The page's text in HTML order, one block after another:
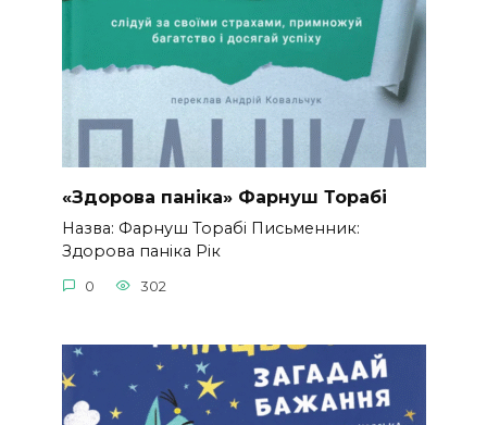
«Здорова паніка» Фарнуш Торабі
Назва: Фарнуш Торабі Письменник:
Здорова паніка Рік
0 302